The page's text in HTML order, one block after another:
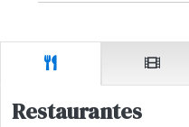
Restaurantes